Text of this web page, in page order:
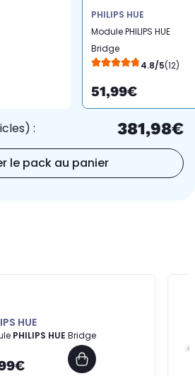
PHILIPS HUE
Module PHILIPS HUE
Bridge
4.8/5(12)
51,99€
: 381,98€
le pack au panier
HUE
PHILIPS HUE Bridge